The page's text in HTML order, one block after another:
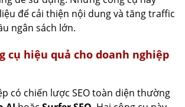
để cải thiện nội dung và tăng traffic
ngân sách lớn.
cụ hiệu quả cho doanh nghiệp
có chiến lược SEO toàn diện thường